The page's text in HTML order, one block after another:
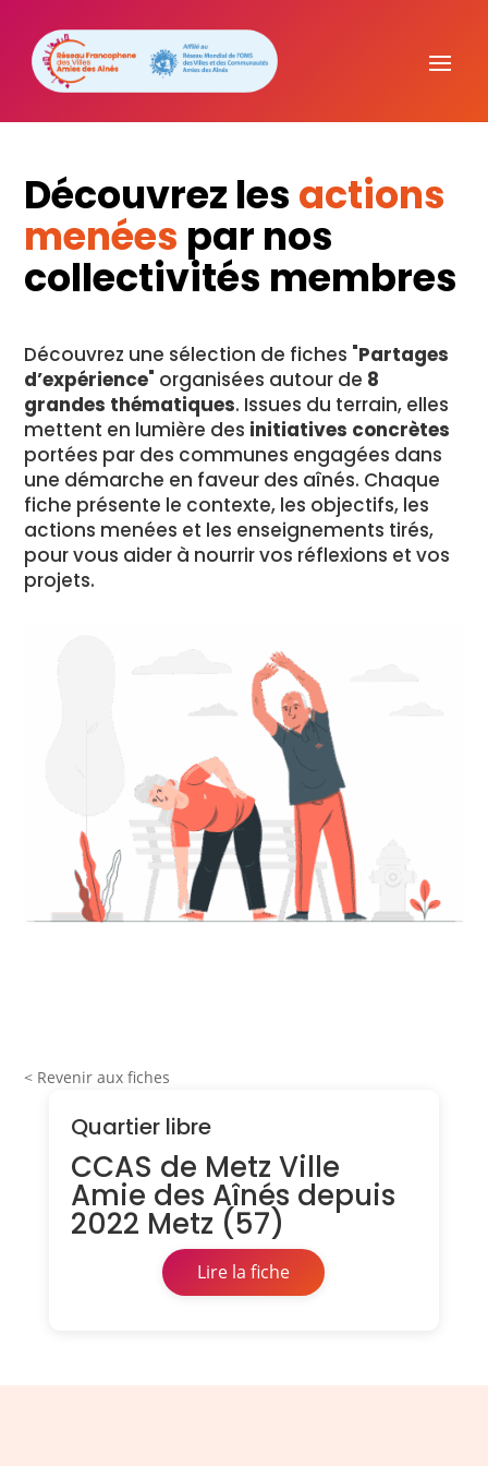
Découvrez les actions
menées par nos
collectivités membres
Découvrez une sélection de fiches "Partages
d’expérience" organisées autour de 8
grandes thématiques. Issues du terrain, elles
mettent en lumière des initiatives concrètes
portées par des communes engagées dans
une démarche en faveur des aînés. Chaque
fiche présente le contexte, les objectifs, les
actions menées et les enseignements tirés,
pour vous aider à nourrir vos réflexions et vos
projets.
< Revenir aux fiches
Quartier libre
CCAS de Metz Ville
Amie des Aînés depuis
2022 Metz (57)
Lire la fiche